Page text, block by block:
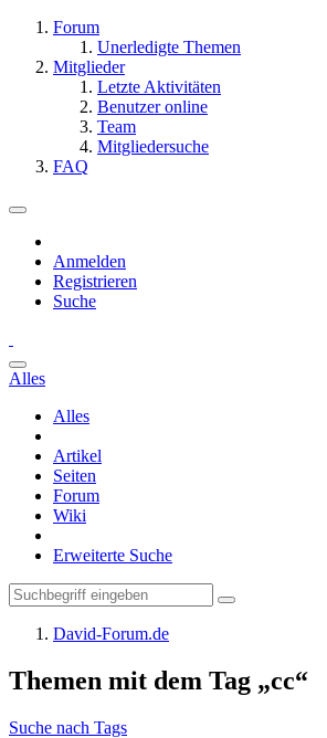
Forum
Unerledigte Themen
Mitglieder
Letzte Aktivitäten
Benutzer online
Team
Mitgliedersuche
FAQ
Anmelden
Registrieren
Suche
Alles
Alles
Artikel
Seiten
Forum
Wiki
Erweiterte Suche
David-Forum.de
Themen mit dem Tag „cc“
Suche nach Tags